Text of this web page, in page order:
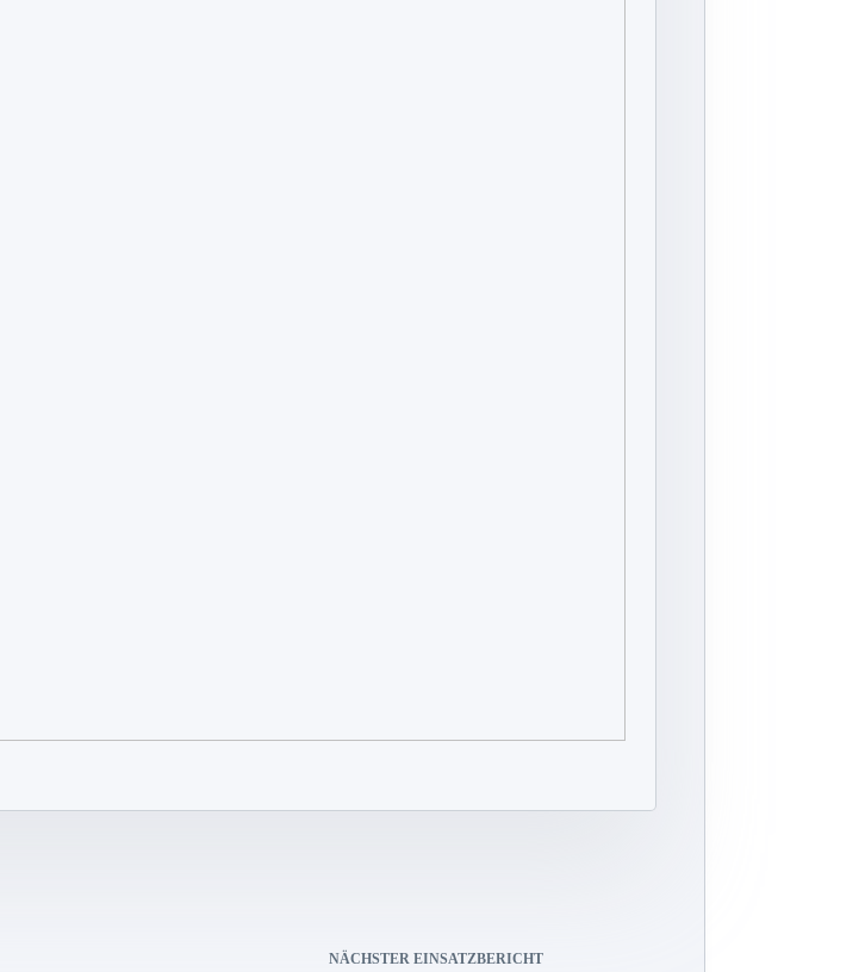
NÄCHSTER EINSATZBERICHT